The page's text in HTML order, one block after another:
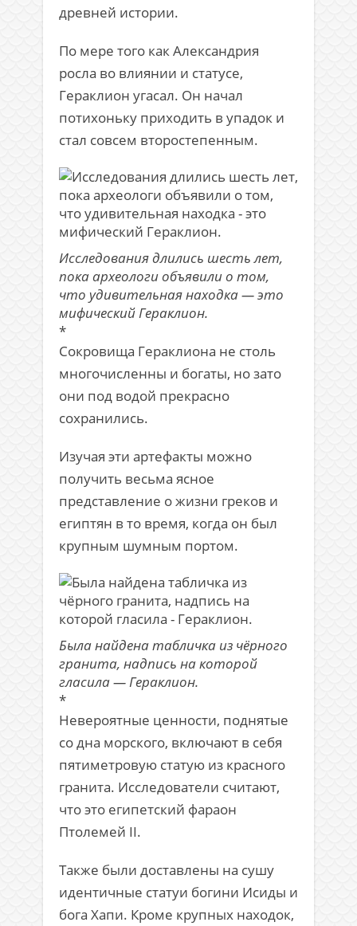
древней истории.
По мере того как Александрия
росла во влиянии и статусе,
Гераклион угасал. Он начал
потихоньку приходить в упадок и
стал совсем второстепенным.
Исследования длились шесть лет,
пока археологи объявили о том,
что удивительная находка — это
мифический Гераклион.
*
Сокровища Гераклиона не столь
многочисленны и богаты, но зато
они под водой прекрасно
сохранились.
Изучая эти артефакты можно
получить весьма ясное
представление о жизни греков и
египтян в то время, когда он был
крупным шумным портом.
Была найдена табличка из чёрного
гранита, надпись на которой
гласила — Гераклион.
*
Невероятные ценности, поднятые
со дна морского, включают в себя
пятиметровую статую из красного
гранита. Исследователи считают,
что это египетский фараон
Птолемей II.
Также были доставлены на сушу
идентичные статуи богини Исиды и
бога Хапи. Кроме крупных находок,